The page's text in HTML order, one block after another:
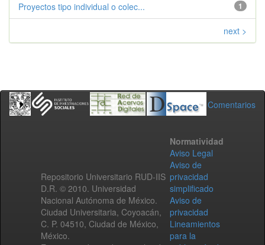
1
Proyectos tipo individual o colec...
next >
Comentarios
Repositorio Universitario RUD-IIS
D.R. © 2010. Universidad
Nacional Autónoma de México.
Ciudad Universitaria, Coyoacán,
C. P. 04510, Ciudad de México,
México.
Normatividad
Aviso Legal
Aviso de
privacidad
simplificado
Aviso de
privacidad
Lineamientos
para la